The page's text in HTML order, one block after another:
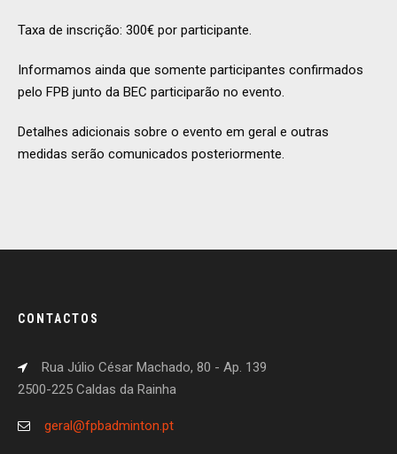
Taxa de inscrição: 300€ por participante.
Informamos ainda que somente participantes confirmados
pelo FPB junto da BEC participarão no evento.
Detalhes adicionais sobre o evento em geral e outras
medidas serão comunicados posteriormente.
CONTACTOS
Rua Júlio César Machado, 80 - Ap. 139
2500-225 Caldas da Rainha
geral@fpbadminton.pt